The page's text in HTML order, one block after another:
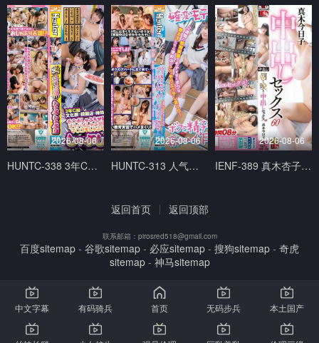
2026-08-06
HUNTC-338 3年C组文化祭模拟店 吃到饱、喝到饱、吸到饱的烧肉店 Hunter
2026-08-06
HUNTC-313 人气爆棚的时期开始了！两周的教育实习中太受学生们欢迎在学校里偷偷做爱！围绕着 Hunter
2026-08-06
IENF-389 真木杏子从早到晚出性爱 60 真木今日子 アイエナジー
中文字幕 有码骑兵 首页 无码步兵 本土国产
返回首页 返回顶部
联系邮箱：pirosred518@gmail.com
百度sitemap - 谷歌sitemap - 必应sitemap - 搜狗sitemap - 奇虎
sitemap- 神马sitemap